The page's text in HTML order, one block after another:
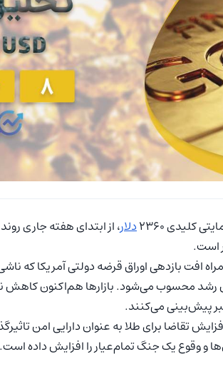
کلیدی ۲۳۶۰ دلار، از ابتدای هفته جاری
افت بازدهی اوراق قرضه دولتی آمریکا که
رشد محسوب می‌شود. بازارها هم‌اکنون کاهش
پیش‌بینی می‌کنند.
تقاضا برای طلا به عنوان دارایی امن
و وقوع یک جنگ تمام‌عیار را افزایش داده